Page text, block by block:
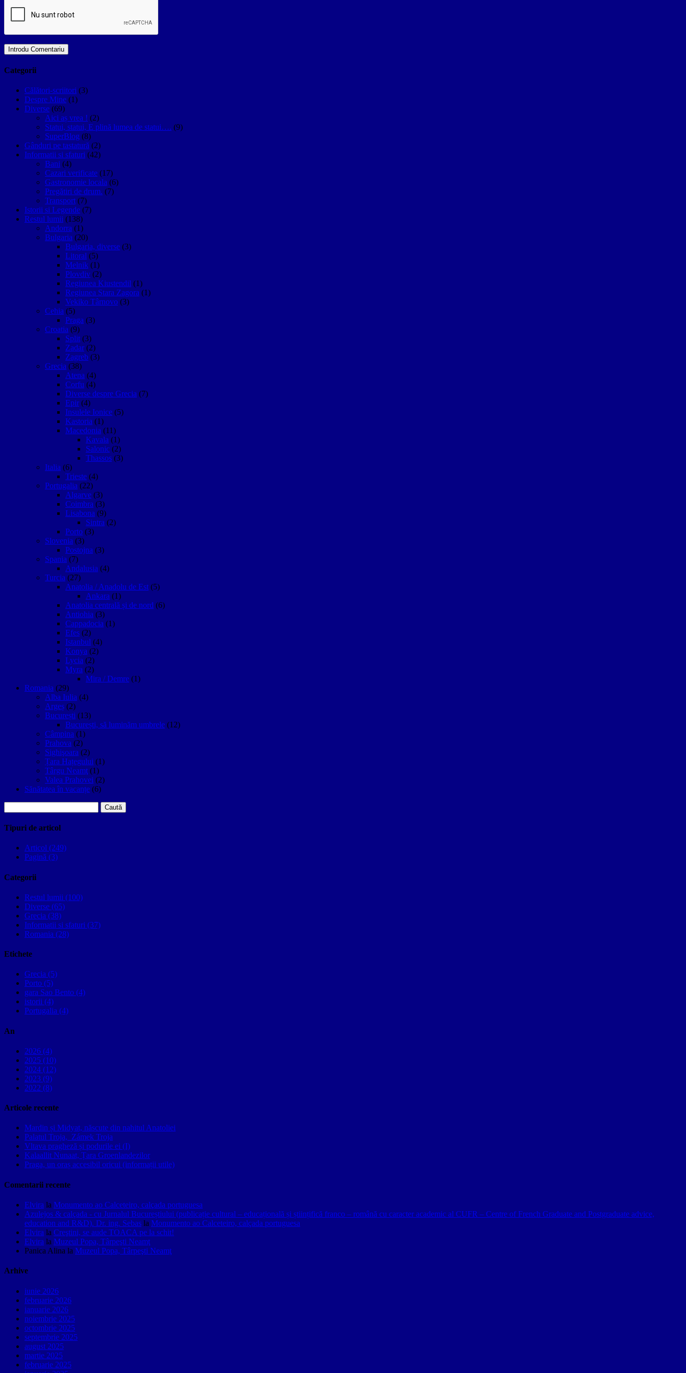
Categorii
Călători-scriitori (3)
Despre Mine (1)
Diverse (69)
Aici aș vrea ! (2)
Statui, statui, E plină lumea de statui…. (9)
SuperBlog (8)
Gânduri pe tastatură (2)
Informatii si sfaturi (42)
Bani (4)
Cazari verificate (17)
Gastronomie locala (6)
Pregătiri de drum. (7)
Transport (7)
Istorii si Legende (7)
Restul lumii (138)
Andorra (1)
Bulgaria (20)
Bulgaria, diverse (3)
Litoral (5)
Melnik (1)
Plovdiv (2)
Regiunea Kiustendil (1)
Regiunea Stara Zagora (1)
Vekiko Târnovo (3)
Cehia (5)
Praga (3)
Croatia (9)
Split (3)
Zadar (2)
Zagreb (3)
Grecia (38)
Atena (4)
Corfu (4)
Diverse despre Grecia (7)
Epir (4)
Insulele Ionice (5)
Kastoria (1)
Macedonia (11)
Kavala (1)
Salonic (2)
Thassos (3)
Italia (6)
Trieste (4)
Portugalia (22)
Algarve (3)
Coimbra (3)
Lisabona (9)
Sintra (2)
Porto (3)
Slovenia (3)
Postojna (3)
Spania (7)
Andalusia (4)
Turcia (27)
Anatolia / Anadolu de Est (5)
Ankara (1)
Anatolia centrală și de nord (6)
Antiohia (3)
Cappadocia (1)
Efes (2)
Istanbul (4)
Konya (2)
Lycia (2)
Myra (2)
Mira / Demre (1)
Romania (29)
Alba Iulia (4)
Argeș (2)
București (13)
București, să luminăm umbrele (12)
Câmpina (1)
Prahova (2)
Sighişoara (2)
Țara Hațegului (1)
Târgu Neamţ (1)
Valea Prahovei (2)
Sănătatea în vacanțe (6)
după:
Tipuri de articol
Articol (249)
Pagină (3)
Categorii
Restul lumii (100)
Diverse (65)
Grecia (38)
Informatii si sfaturi (37)
Romania (28)
Etichete
Grecia (5)
Porto (5)
gara Sao Bento (4)
istorii (4)
Portugalia (4)
An
2026 (4)
2025 (10)
2024 (12)
2023 (9)
2022 (8)
Articole recente
Mardin și Midyat, născute din nahitul Anatoliei
Palatul Troja, Zámek Troja
Vltava pragheză și podurile ei (I)
Kalaallit Nunaat, Țara Groenlandezilor
Praga, un oraș accesibil oricui (informații utile)
Comentarii recente
Elvira la Monumento ao Calceteiro, calçada portuguesa
Azulejos & calçada - cu Jurnalul Bucureștiului (publicație cultural – educațională și științifică franco – română cu caracter academic al CUFR – Centre of French Graduate and Postgraduate advice,
education and R&D). Dr. ing. Sebas la Monumento ao Calceteiro, calçada portuguesa
Elvira la Creştini, se aude TOACA pe la schit!
Elvira la Muzeul Popa, Târpeşti Neamţ
Panica Alina la Muzeul Popa, Târpeşti Neamţ
Arhive
iunie 2026
februarie 2026
ianuarie 2026
noiembrie 2025
octombrie 2025
septembrie 2025
august 2025
martie 2025
februarie 2025